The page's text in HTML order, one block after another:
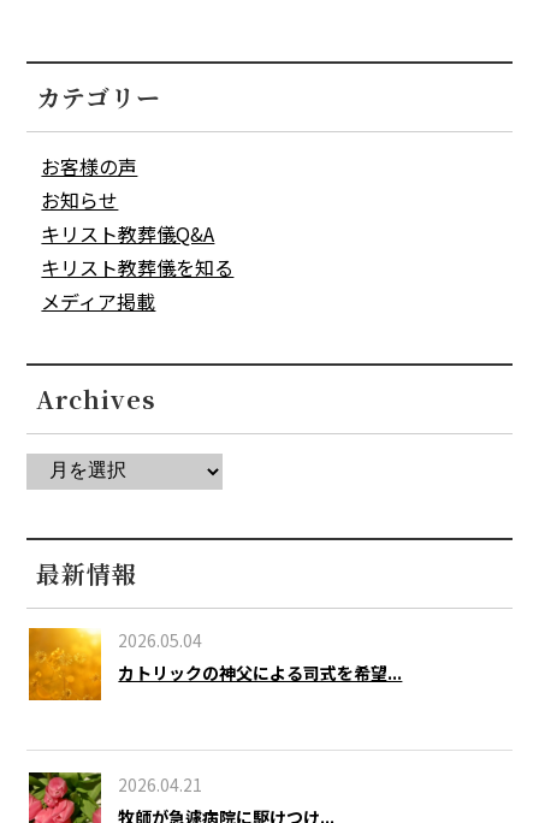
カテゴリー
お客様の声
お知らせ
キリスト教葬儀Q&A
キリスト教葬儀を知る
メディア掲載
Archives
最新情報
2026.05.04
カトリックの神父による司式を希望...
2026.04.21
牧師が急遽病院に駆けつけ...